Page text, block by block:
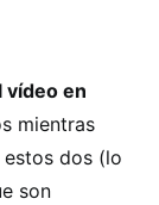
vídeo en
mientras
dos (lo
son